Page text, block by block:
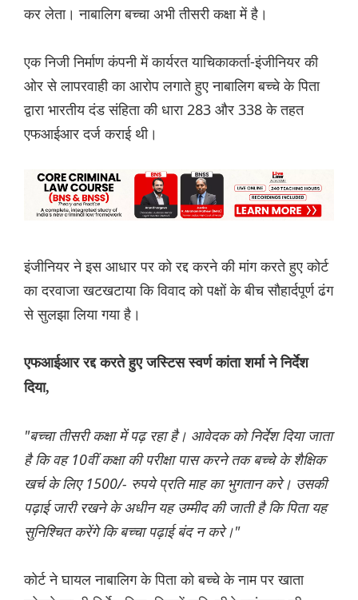
कर लेता। नाबालिग बच्चा अभी तीसरी कक्षा में है।
एक निजी निर्माण कंपनी में कार्यरत याचिकाकर्ता-इंजीनियर की
ओर से लापरवाही का आरोप लगाते हुए नाबालिग बच्चे के पिता
द्वारा भारतीय दंड संहिता की धारा 283 और 338 के तहत
एफआईआर दर्ज कराई थी।
इंजीनियर ने इस आधार पर को रद्द करने की मांग करते हुए कोर्ट
का दरवाजा खटखटाया कि विवाद को पक्षों के बीच सौहार्दपूर्ण ढंग
से सुलझा लिया गया है।
एफआईआर रद्द करते हुए जस्टिस स्वर्ण कांता शर्मा ने निर्देश
दिया,
"बच्चा तीसरी कक्षा में पढ़ रहा है। आवेदक को निर्देश दिया जाता
है कि वह 10वीं कक्षा की परीक्षा पास करने तक बच्चे के शैक्षिक
खर्च के लिए 1500/- रुपये प्रति माह का भुगतान करे। उसकी
पढ़ाई जारी रखने के अधीन यह उम्मीद की जाती है कि पिता यह
सुनिश्चित करेंगे कि बच्चा पढ़ाई बंद न करे।"
कोर्ट ने घायल नाबालिग के पिता को बच्चे के नाम पर खाता